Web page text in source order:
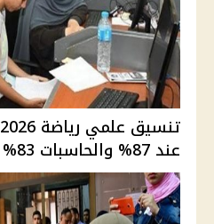
عند 87% والحاسبات 83% وأماكن بال...